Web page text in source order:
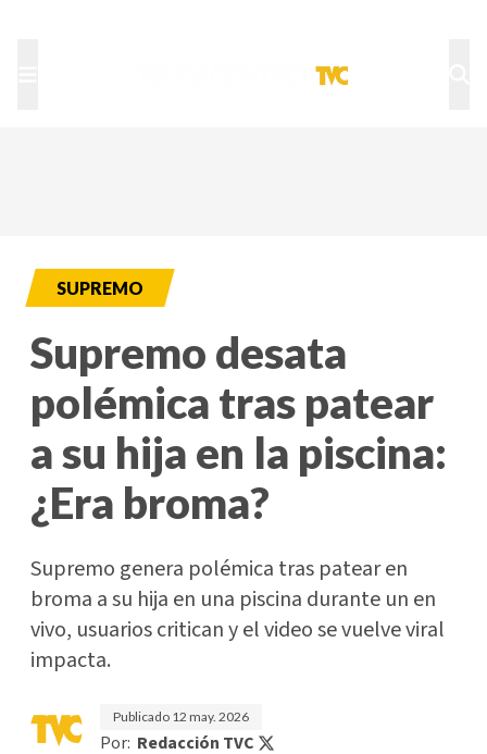
SUPREMO
Supremo desata
polémica tras patear
a su hija en la piscina:
¿Era broma?
Supremo genera polémica tras patear en
broma a su hija en una piscina durante un en
vivo, usuarios critican y el video se vuelve viral
impacta.
Publicado 12 may. 2026
Por: Redacción TVC